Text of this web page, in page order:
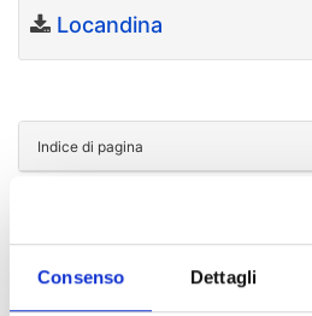
Consenso Dettagli
Locandina
Indice di pagina
Futuro Studente